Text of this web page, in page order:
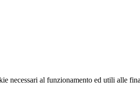
necessari al funzionamento ed utili alle